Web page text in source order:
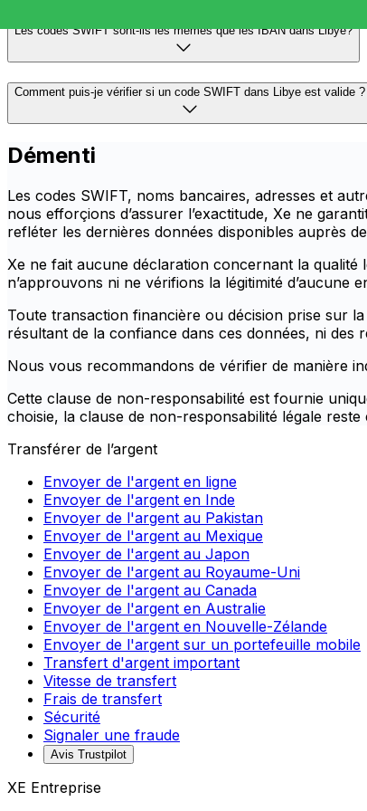
Les codes SWIFT sont-ils les mêmes que les IBAN dans Libye?
Comment puis-je vérifier si un code SWIFT dans Libye est valide ?
Démenti
Les codes SWIFT, noms bancaires, adresses et
nous efforçions d’assurer l’exactitude, Xe ne
refléter les dernières données disponibles auprès
Xe ne fait aucune déclaration concernant la qualité
n’approuvons ni ne vérifions la légitimité
Toute transaction financière ou décision prise sur
résultant de la confiance dans ces données, ni des
Nous vous recommandons de vérifier de manière
Cette clause de non-responsabilité est fournie
choisie, la clause de non-responsabilité légale
Transférer de l’argent
Envoyer de l'argent en ligne
Envoyer de l'argent en Inde
Envoyer de l'argent au Pakistan
Envoyer de l'argent au Mexique
Envoyer de l'argent au Japon
Envoyer de l'argent au Royaume-Uni
Envoyer de l'argent au Canada
Envoyer de l'argent en Australie
Envoyer de l'argent en Nouvelle-Zélande
Envoyer de l'argent sur un portefeuille mobile
Transfert d'argent important
Vitesse de transfert
Frais de transfert
Sécurité
Signaler une fraude
Avis Trustpilot
XE Entreprise